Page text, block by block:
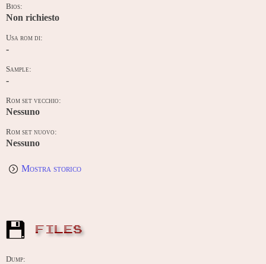
Bios:
Non richiesto
Usa rom di:
-
Sample:
-
Rom set vecchio:
Nessuno
Rom set nuovo:
Nessuno
Mostra storico
FILES
Dump: